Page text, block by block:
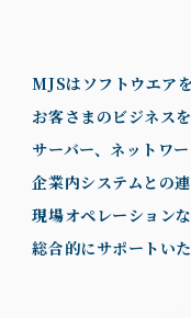
MJSはソフトウエア
お客さまのビジネス
サーバー、ネットワ
企業内システムとの連
現場オペレーションな
総合的にサポートいた